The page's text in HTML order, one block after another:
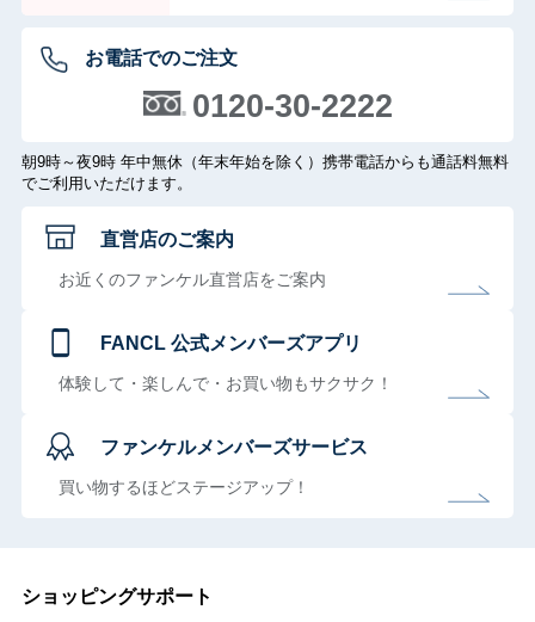
お電話でのご注文
0120-30-2222
朝9時～夜9時 年中無休（年末年始を除く）携帯電話からも通話料無料
でご利用いただけます。
直営店のご案内
お近くのファンケル直営店をご案内
FANCL 公式メンバーズアプリ
体験して・楽しんで・お買い物もサクサク！
ファンケルメンバーズサービス
買い物するほどステージアップ！
ショッピングサポート